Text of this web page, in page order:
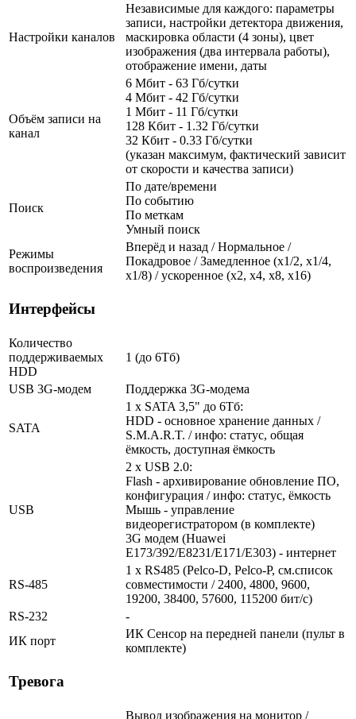
Настройки каналов
Независимые для каждого: параметры
записи, настройки детектора движения,
маскировка области (4 зоны), цвет
изображения (два интервала работы),
отображение имени, даты
Объём записи на
канал
6 Мбит - 63 Гб/сутки
4 Мбит - 42 Гб/сутки
1 Мбит - 11 Гб/сутки
128 Кбит - 1.32 Гб/сутки
32 Кбит - 0.33 Гб/сутки
(указан максимум, фактический зависит
от скорости и качества записи)
Поиск
По дате/времени
По событию
По меткам
Умный поиск
Режимы
воспроизведения
Вперёд и назад / Нормальное /
Покадровое / Замедленное (х1/2, х1/4,
х1/8) / ускоренное (х2, х4, х8, х16)
Интерфейсы
Количество
поддерживаемых
HDD
1 (до 6Тб)
USB 3G-модем Поддержка 3G-модема
SATA
1 x SATA 3,5" до 6Тб:
HDD - основное хранение данных /
S.M.A.R.T. / инфо: статус, общая
ёмкость, доступная ёмкость
USB
2 x USB 2.0:
Flash - архивирование обновление ПО,
конфигурация / инфо: статус, ёмкость
Мышь - управление
видеорегистратором (в комплекте)
3G модем (Huawei
E173/392/E8231/E171/E303) - интернет
RS-485
1 x RS485 (Pelco-D, Pelco-P, см.список
совместимости / 2400, 4800, 9600,
19200, 38400, 57600, 115200 бит/с)
RS-232
-
ИК порт
ИК Сенсор на передней панели (пульт в
комплекте)
Тревога
Вывод изображения на монитор /